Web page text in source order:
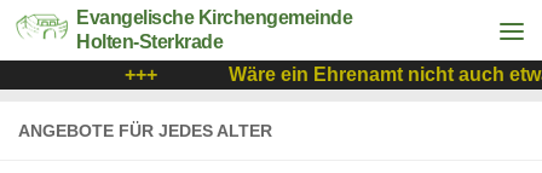
Evangelische Kirchengemeinde
Holten-Sterkrade
+++
Wäre ein Ehrenamt nicht auch
ANGEBOTE FÜR JEDES ALTER